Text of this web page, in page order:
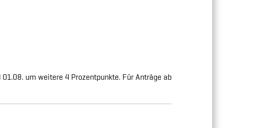
um weitere 4 Prozentpunkte. Für Anträge ab